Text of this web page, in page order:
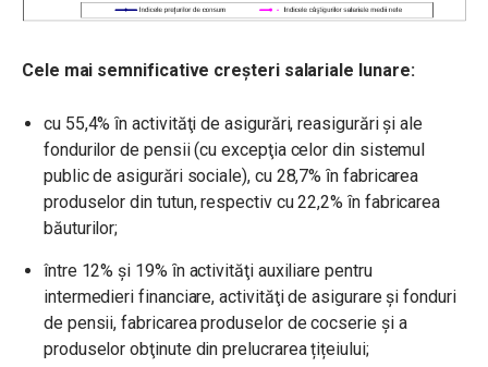
Cele mai semnificative creșteri salariale lunare:
cu 55,4% ȋn activităţi de asigurări, reasigurări şi ale
fondurilor de pensii (cu excepţia celor din sistemul
public de asigurări sociale), cu 28,7% ȋn fabricarea
produselor din tutun, respectiv cu 22,2% ȋn fabricarea
băuturilor;
între 12% și 19% ȋn activităţi auxiliare pentru
intermedieri financiare, activităţi de asigurare şi fonduri
de pensii, fabricarea produselor de cocserie şi a
produselor obţinute din prelucrarea țițeiului;